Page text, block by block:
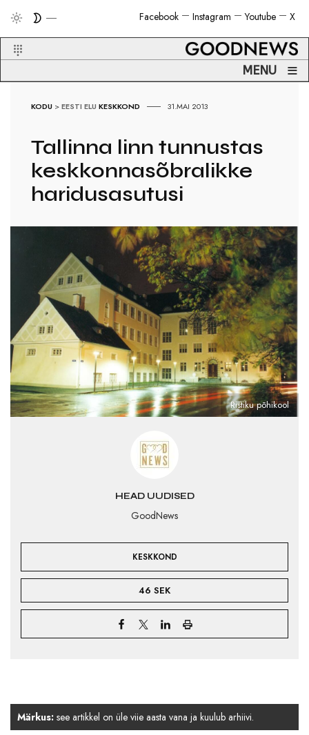
X
Youtube
Instagram
Facebook
MENU ≡
KODU >EESTI ELU KESKKOND 31.MAI 2013
Tallinna linn tunnustas
keskkonnasõbralikke
haridusasutusi
HEAD UUDISED
GoodNews
KESKKOND
46 SEK
Ristiku põhikool
Märkus: see artikkel on üle viie aasta vana ja kuulub arhiivi.